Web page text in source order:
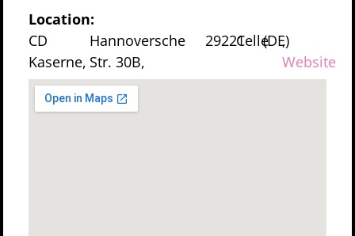
Location:
CD
Kaserne,
Hannoversche
Str. 30B,
29221Celle(DE)
,
Website